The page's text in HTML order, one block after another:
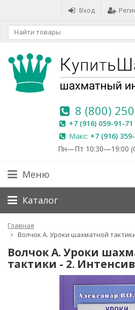
Вход
8 (800)
+7 (916) 059-91-71
Макс: +7 (916)
Пн—Пт 10:30—19:00
Меню
Каталог
Главная
Волчок А. Уроки шахматной
Волчок А. Уроки
тактики - 2.